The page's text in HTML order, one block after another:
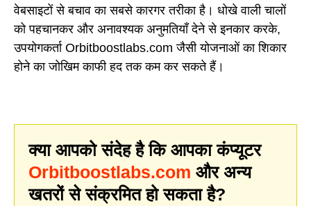
वेबसाइटों से बचाव का सबसे कारगर तरीका है। धोखे वाली चालों
को पहचानकर और अनावश्यक अनुमतियाँ देने से इनकार करके,
उपयोगकर्ता Orbitboostlabs.com जैसी योजनाओं का शिकार
होने का जोखिम काफी हद तक कम कर सकते हैं।
क्या आपको संदेह है कि आपका कंप्यूटर
Orbitboostlabs.com और अन्य
खतरों से संक्रमित हो सकता है?